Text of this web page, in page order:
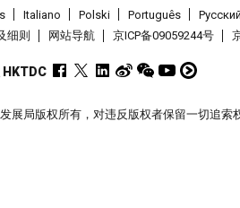
Italiano Polski Português Pусский
细则 网站导航 京ICP备09059244号
HKTDC
展局版权所有，对违反版权者保留一切追索